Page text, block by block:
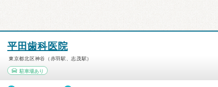
平田歯科医院
東京都北区神谷（赤羽駅、志茂駅）
駐車場あり